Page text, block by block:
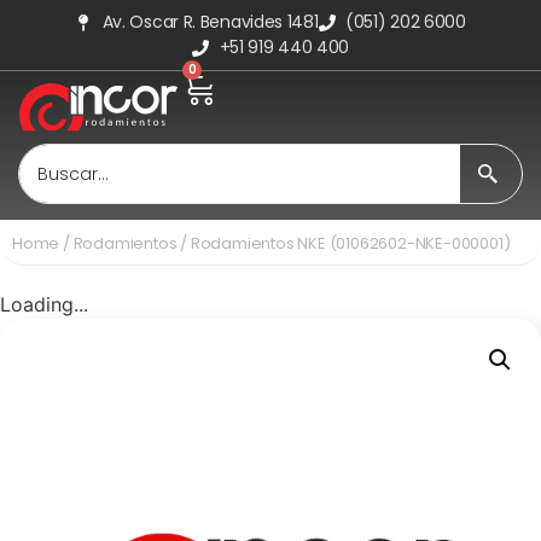
Av. Oscar R. Benavides 1481
(051) 202 6000
+51 919 440 400
0
Home / Rodamientos / Rodamientos NKE (01062602-NKE-000001)
Loading...